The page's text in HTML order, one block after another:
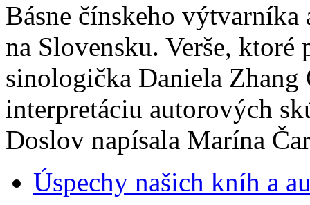
Básne čínskeho výtvarníka
na Slovensku. Verše, ktoré
sinologička Daniela
interpretáciu autorových
Doslov napísala Marína
Úspechy našich kníh a